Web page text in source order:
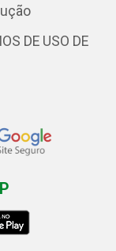
DE USO DE